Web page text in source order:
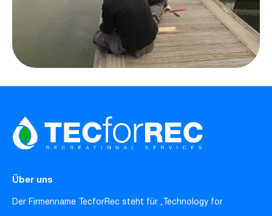
Über uns
Der Firmenname TecforRec steht für ‚Technology for